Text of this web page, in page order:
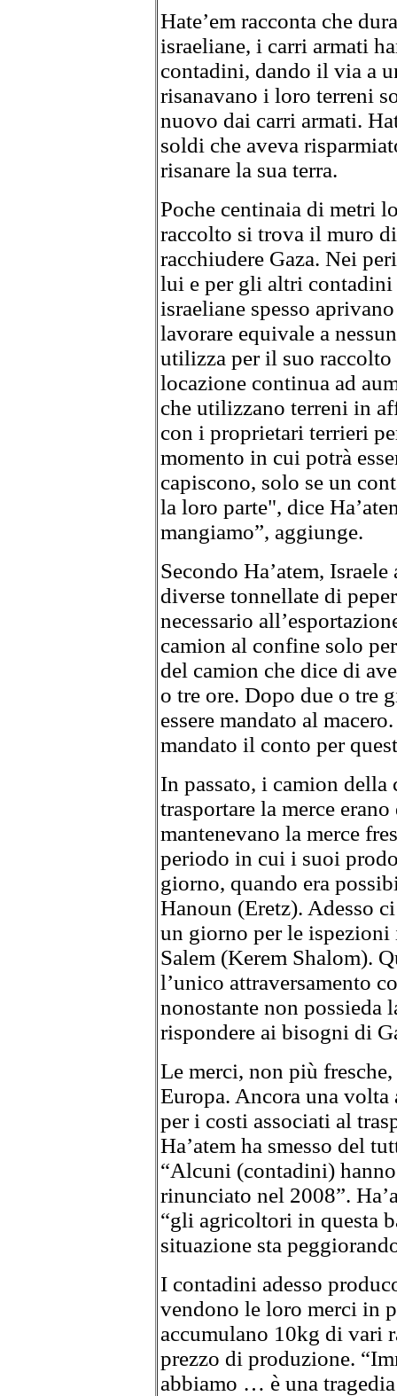
Hate’em racconta che
israeliane, i carri armati
contadini, dando il via a
risanavano i loro terreni
nuovo dai carri armati.
soldi che aveva
risanare la sua terra.
Poche centinaia di metri
raccolto si trova il muro
racchiudere Gaza. Nei
lui e per gli altri contadini
israeliane spesso
lavorare equivale a
utilizza per il suo
locazione continua ad
che utilizzano terreni in
con i proprietari terrieri
momento in cui potrà
capiscono, solo se un
la loro parte", dice
mangiamo”, aggiunge.
Secondo Ha’atem,
diverse tonnellate di
necessario
camion al confine solo
del camion che dice di
o tre ore. Dopo due o tre
essere mandato al
mandato il conto per
In passato, i camion
trasportare la merce
mantenevano la merce
periodo in cui i suoi
giorno, quando era
Hanoun (Eretz). Adesso
un giorno per le ispezioni
Salem (Kerem Shalom).
l’unico attraversamento
nonostante non possieda
rispondere ai bisogni di
Le merci, non più
Europa. Ancora una
per i costi associati al
Ha’atem ha smesso del
“Alcuni (contadini)
rinunciato nel 2008”.
“gli agricoltori in questa
situazione sta
I contadini adesso
vendono le loro merci in
accumulano 10kg di vari
prezzo di produzione.
abbiamo … è una